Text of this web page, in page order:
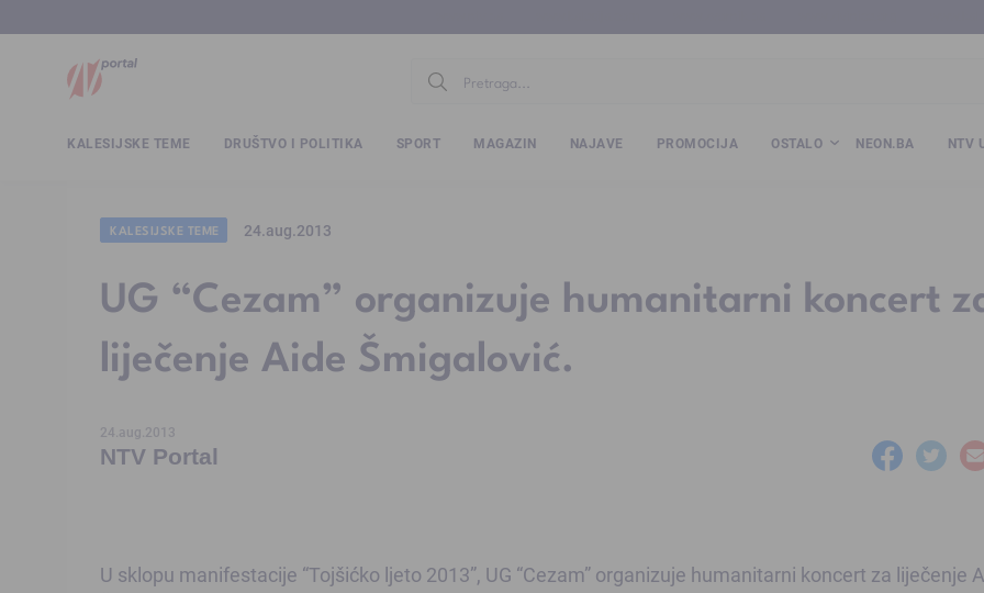
KALESIJSKE TEME DRUŠTVO I POLITIKA SPORT MAGAZIN NAJAVE PROMOCIJA OSTALO NEON.BA NTV
KALESIJSKE TEME 24.aug.2013
UG “Cezam” organizuje humanitarni koncert
liječenje Aide Šmigalović.
24.aug.2013
NTV Portal
U sklopu manifestacije “Tojšićko ljeto 2013”, UG “Cezam” organizuje humanitarni koncert za liječenje